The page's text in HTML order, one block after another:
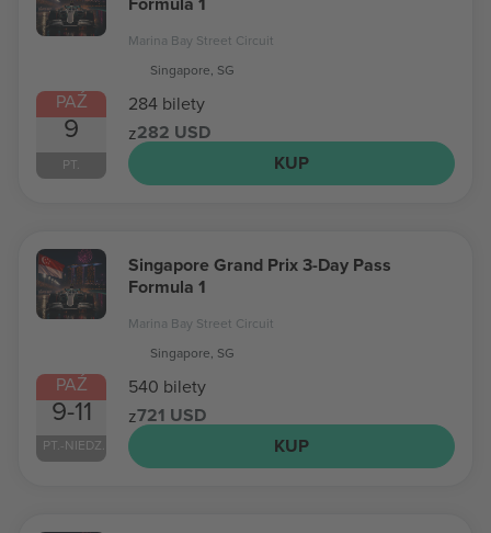
PAŹ
9
PT.
Marina Bay Street Circuit
Singapore, SG
284 bilety
z282 USD
KUP
PAŹ
9-11
PT.-NIEDZ.
Singapore Grand Prix 3-Day Pass
Formula 1
Marina Bay Street Circuit
Singapore, SG
540 bilety
z721 USD
KUP